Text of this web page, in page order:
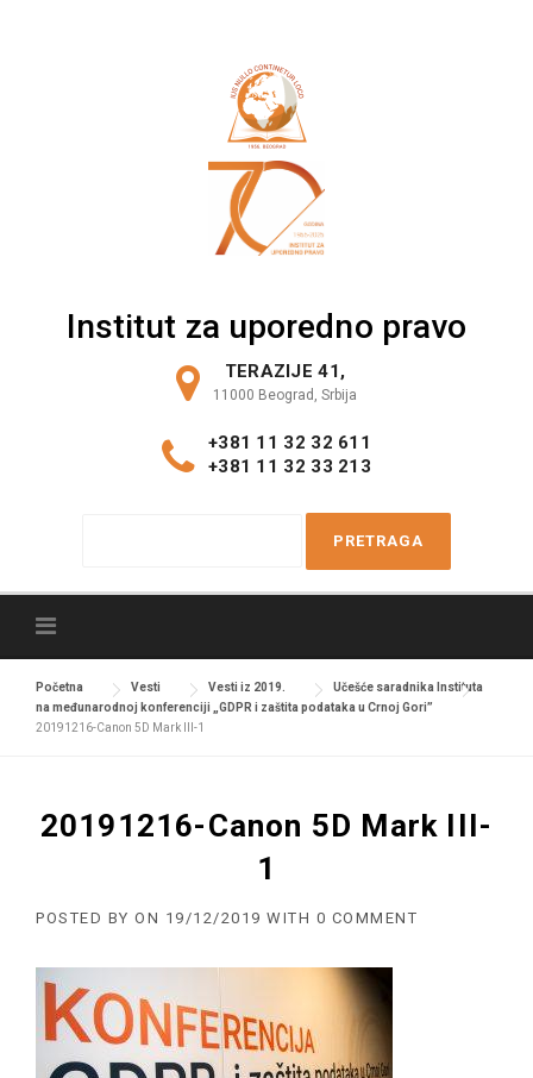
Institut za uporedno pravo
TERAZIJE 41,
11000 Beograd, Srbija
+381 11 32 32 611
+381 11 32 33 213
h
f
o
Početna Vesti Vesti iz 2019.
Učešće saradnika Instituta
na međunarodnoj konferenciji „GDPR i zaštita podataka u Crnoj Gori”
20191216-Canon 5D Mark III-1
20191216-Canon 5D Mark III-
1
POSTED BY ON 19/12/2019 WITH 0 COMMENT